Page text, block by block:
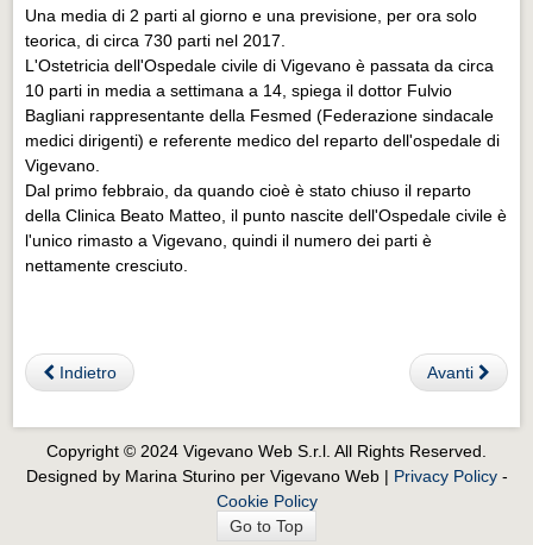
Eventi Vigevano
Eventi Vigevano
Eventi Pavia
Eventi Pavia
Una media di 2 parti al giorno e una previsione, per ora solo
teorica, di circa 730 parti nel 2017.
L'Ostetricia dell'Ospedale civile di Vigevano è passata da circa
10 parti in media a settimana a 14, spiega il dottor Fulvio
Bagliani rappresentante della Fesmed (Federazione sindacale
medici dirigenti) e referente medico del reparto dell'ospedale di
Vigevano.
Dal primo febbraio, da quando cioè è stato chiuso il reparto
della Clinica Beato Matteo, il punto nascite dell'Ospedale civile è
l'unico rimasto a Vigevano, quindi il numero dei parti è
nettamente cresciuto.
Indietro Avanti
Copyright © 2024 Vigevano Web S.r.l. All Rights Reserved.
Designed by Marina Sturino per Vigevano Web | Privacy Policy-
Cookie Policy
Go to Top